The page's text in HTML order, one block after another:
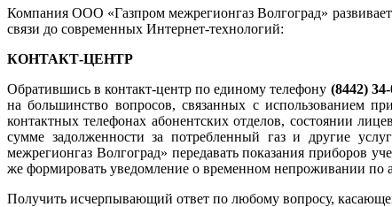
Компания ООО «Газпром межрегионгаз Волгоград»
связи до современных Интернет-технологий:
КОНТАКТ-ЦЕНТР
Обратившись в контакт-центр по единому телефону (8442)
на большинство вопросов, связанных с использованием
контактных телефонах абонентских отделов, состоянии
сумме задолженности за потребленный газ и другие
межрегионгаз Волгоград» передавать показания приборов
же формировать уведомление о временном непроживании по
Получить исчерпывающий ответ по любому вопросу,